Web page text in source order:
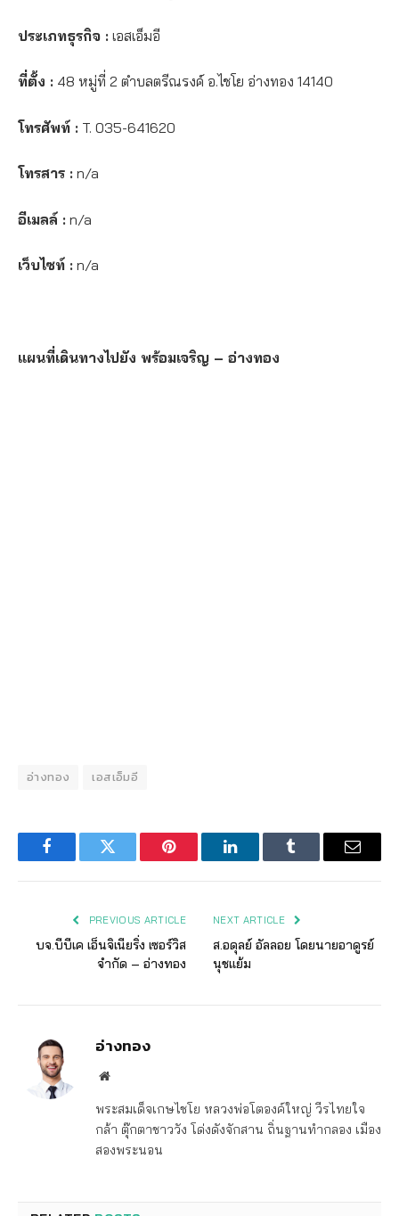
ประเภทธุรกิจ : เอสเอ็มอี
ที่ตั้ง : 48 หมู่ที่ 2 ตำบลตรีณรงค์ อ.ไชโย อ่างทอง 14140
โทรศัพท์ : T. 035-641620
โทรสาร : n/a
อีเมลล์ : n/a
เว็บไซท์ : n/a
แผนที่เดินทางไปยัง พร้อมเจริญ – อ่างทอง
อ่างทอง เอสเอ็มอี
FacebookTwitter Pinterest LinkedInTumblr Email
PREVIOUS ARTICLE
บจ.บีบีเค เอ็นจิเนียริ่ง เซอร์วิส
จำกัด – อ่างทอง
NEXT ARTICLE
ส.อดุลย์ อัลลอย โดยนายอาดูรย์
นุชแย้ม
อ่างทอง
Website
พระสมเด็จเกษไชโย หลวงพ่อโตองค์ใหญ่ วีรไทยใจ
กล้า ตุ๊กตาชาววัง โด่งดังจักสาน ถิ่นฐานทำกลอง เมือง
สองพระนอน